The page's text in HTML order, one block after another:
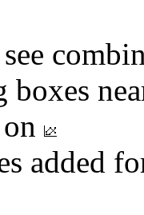
boxes
added